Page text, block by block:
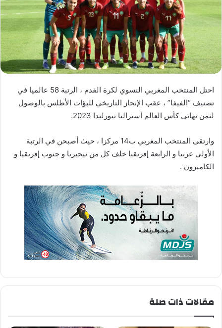
د
ا
إ
ل
ك
ت
و
ن
ي
احتل المنتخب المغربي النسوي لكرة القدم ، الرتبة 58 عالميا في
تصنيف “الفيفا” ، عقب الإنجاز التاريخي للبؤات الأطلس بالوصول
لثمن نهائي كأس العالم أستراليا نيوزلندا 2023.
وارتقى المنتخب المغربي ب14 مركزا ، حيث أصبحن في الرتبة
الأولى عربيا و الرابعة إفريقيا خلف كل من نيجيريا و جنوب إفريقيا و
الكاميرون .
مقالات ذات صلة